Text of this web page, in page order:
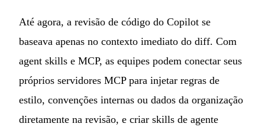
Até agora, a revisão de código do Copilot se
baseava apenas no contexto imediato do diff. Com
agent skills e MCP, as equipes podem conectar seus
próprios servidores MCP para injetar regras de
estilo, convenções internas ou dados da organização
diretamente na revisão, e criar skills de agente